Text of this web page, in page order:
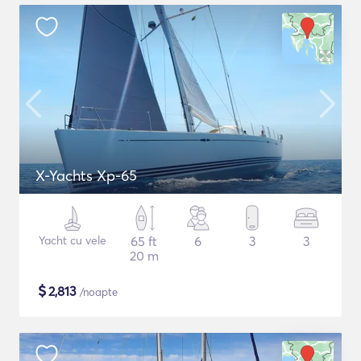
X-Yachts Xp-65
Yacht cu vele
65 ft
20 m
6 3 3
$2,813 /noapte